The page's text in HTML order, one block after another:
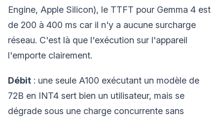
Engine, Apple Silicon), le TTFT pour Gemma 4 est
de 200 à 400 ms car il n'y a aucune surcharge
réseau. C'est là que l'exécution sur l'appareil
l'emporte clairement.
Débit : une seule A100 exécutant un modèle de
72B en INT4 sert bien un utilisateur, mais se
dégrade sous une charge concurrente sans